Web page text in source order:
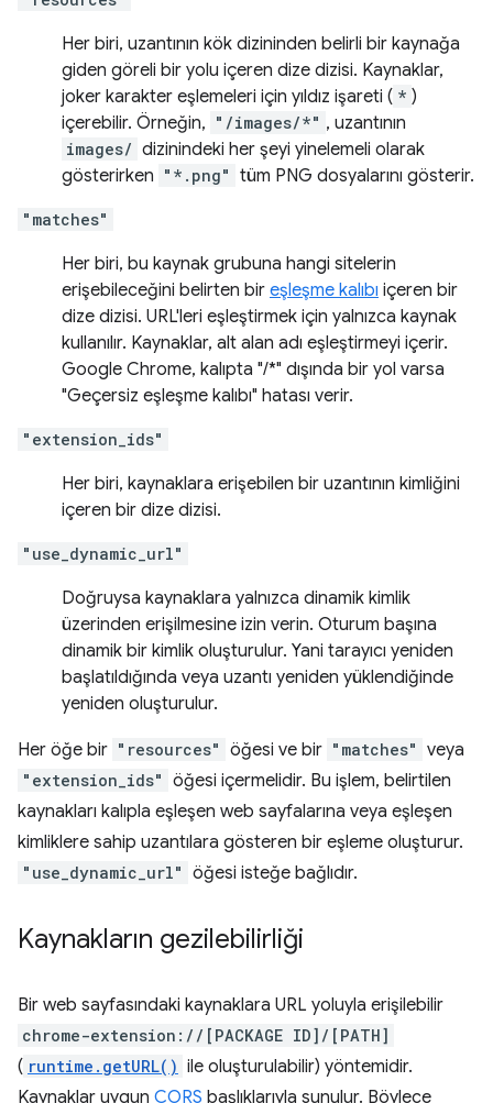
Her biri, uzantının kök dizininden belirli bir kaynağa
giden göreli bir yolu içeren dize dizisi. Kaynaklar,
joker karakter eşlemeleri için yıldız işareti ( * )
içerebilir. Örneğin, "/images/*" , uzantının
images/ dizinindeki her şeyi yinelemeli olarak
gösterirken "*.png" tüm PNG dosyalarını gösterir.
"matches"
Her biri, bu kaynak grubuna hangi sitelerin
erişebileceğini belirten bir eşleşme kalıbı içeren bir
dize dizisi. URL'leri eşleştirmek için yalnızca kaynak
kullanılır. Kaynaklar, alt alan adı eşleştirmeyi içerir.
Google Chrome, kalıpta "/*" dışında bir yol varsa
"Geçersiz eşleşme kalıbı" hatası verir.
"extension_ids"
Her biri, kaynaklara erişebilen bir uzantının kimliğini
içeren bir dize dizisi.
"use_dynamic_url"
Doğruysa kaynaklara yalnızca dinamik kimlik
üzerinden erişilmesine izin verin. Oturum başına
dinamik bir kimlik oluşturulur. Yani tarayıcı yeniden
başlatıldığında veya uzantı yeniden yüklendiğinde
yeniden oluşturulur.
Her öğe bir "resources" öğesi ve bir "matches" veya
"extension_ids" öğesi içermelidir. Bu işlem, belirtilen
kaynakları kalıpla eşleşen web sayfalarına veya eşleşen
kimliklere sahip uzantılara gösteren bir eşleme oluşturur.
"use_dynamic_url" öğesi isteğe bağlıdır.
Kaynakların gezilebilirliği
Bir web sayfasındaki kaynaklara URL yoluyla erişilebilir
chrome-extension://[PACKAGE ID]/[PATH]
( runtime.getURL() ile oluşturulabilir) yöntemidir.
Kaynaklar uygun CORS başlıklarıyla sunulur. Böylece